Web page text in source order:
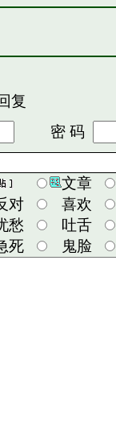
复
密 码
文章
对
喜欢
愁
吐舌
死 鬼脸